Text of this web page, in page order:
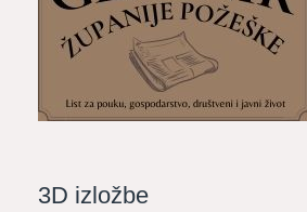
3D izložbe